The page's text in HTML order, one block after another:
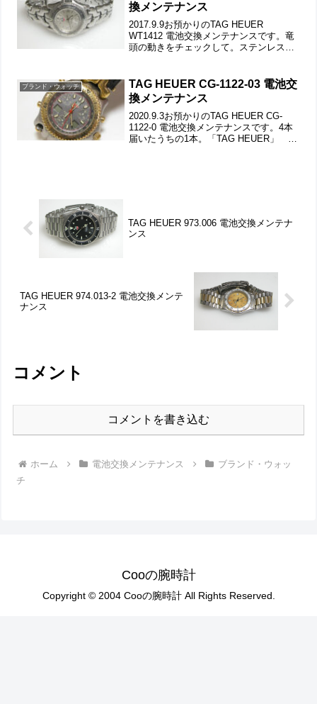
換メンテナンス
2017.9.9お預かりのTAG HEUER
WT1412 電池交換メンテナンスです。竜
頭の動きをチェックして。ステンレス無
の汚れもチェックします。ラグ部もです
が余り汚...
ブランド・ウォッチ
TAG HEUER CG-1122-03 電池交
換メンテナンス
2020.9.3お預かりのTAG HEUER CG-
1122-0 電池交換メンテナンスです。4本
届いたうちの1本。「TAG HEUER」
TAG HEUER 973.006 電池交換メンテナ
ンス
TAG HEUER 974.013-2 電池交換メンテ
ナンス
コメント
コメントを書き込む
ホーム 電池交換メンテナンス
ブランド・ウォッ
チ
Cooの腕時計
Copyright © 2004 Cooの腕時計 All Rights Reserved.